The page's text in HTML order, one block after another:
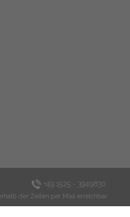
der Zeiten per Mail erreichbar
+49 1525 - 3949830